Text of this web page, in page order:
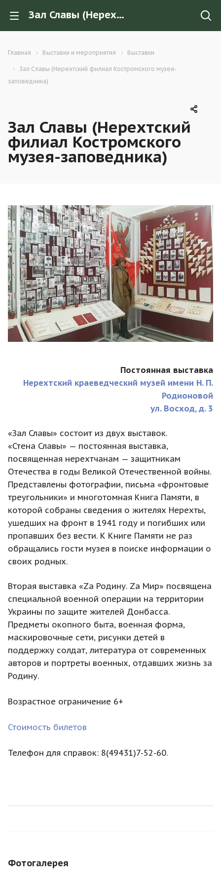
Зал Славы (Нерехтский филиал Костромского музея-заповедника)
Главная Выставки и мероприятия Выставки
Зал Славы (Нерехтский филиал Костромского музея-
заповедника)
Зал Славы (Нерехтский
филиал Костромского
музея-заповедника)
Постоянная выставка
Нерехтский краеведческий музей имени Н. П.
Родионовой
ул. Восход, д. 3
«Зал Славы» состоит из двух выставок.
«Стена Славы» — постоянная выставка,
посвященная нерехтчанам — защитникам
Отечества в годы Великой Отечественной войны.
Представлены фотографии, письма «фронтовые
треугольники» и многотомная Книга Памяти, в
которой собраны сведения о жителях Нерехты,
ушедших на фронт в 1941 году и погибших или
пропавших без вести. К Книге Памяти не раз
обращались гости музея в поиске информации о
своих родных.
Вторая выставка «Zа Родину. Zа Мир» посвящена
специальной военной операции на территории
Украины по защите жителей Донбасса.
Предметы окопного быта, военная форма,
маскировочные сети, рисунки детей в
поддержку солдат, литература от современных
авторов и портреты военных, отдавших жизнь за
Родину.
Возрастное ограничение 6+
Стоимость билетов
Телефон для справок: 8(49431)7-52-60.
Фотогалерея